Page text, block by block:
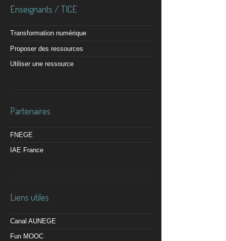
Enseignants / TICE
Transformation numérique
Proposer des ressources
Utiliser une ressource
Partenaires
FNEGE
IAE France
Liens utiles
Canal AUNEGE
Fun MOOC